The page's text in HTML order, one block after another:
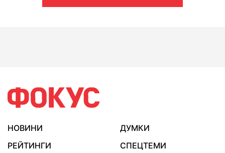
НОВИНИ
ДУМКИ
РЕЙТИНГИ
СПЕЦТЕМИ